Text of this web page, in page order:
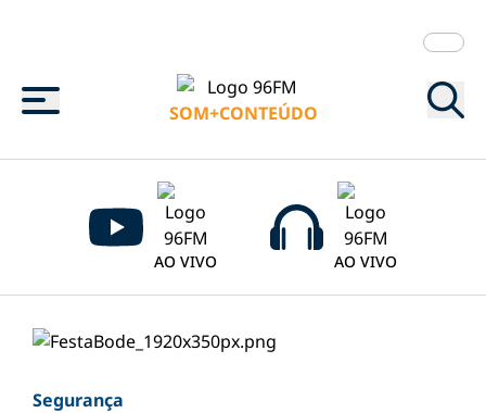
Menu
SOM+CONTEÚDO
AO VIVO AO VIVO
Segurança